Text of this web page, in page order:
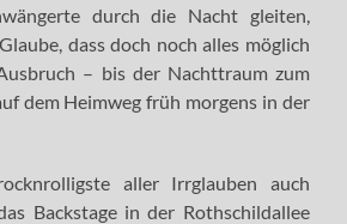
durch die Nacht gleiten,
dass doch noch alles möglich
– bis der Nachttraum zum
dem Heimweg früh morgens in der
aller Irrglauben auch
Backstage in der Rothschildallee